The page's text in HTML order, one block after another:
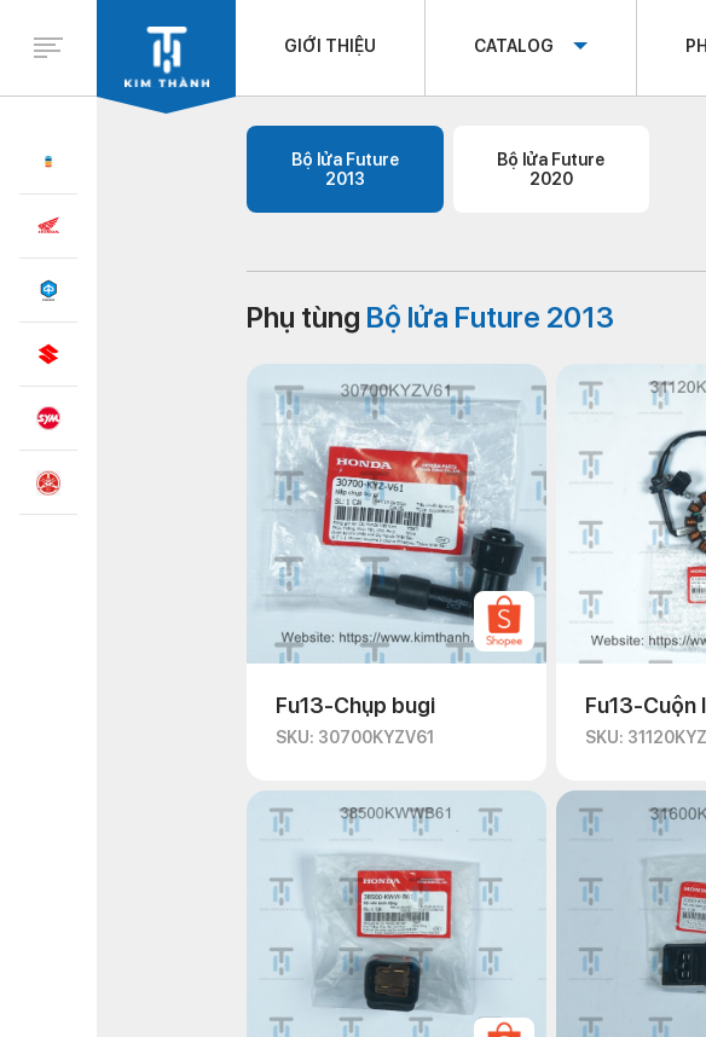
GIỚI THIỆU CATALOG
Bộ lửa Future
2013
Bộ lửa Future
2020
Phụ tùng Bộ lửa Future 2013
Fu13-Chụp bugi
SKU: 30700KYZV61
Fu13-Cuộn
SKU: